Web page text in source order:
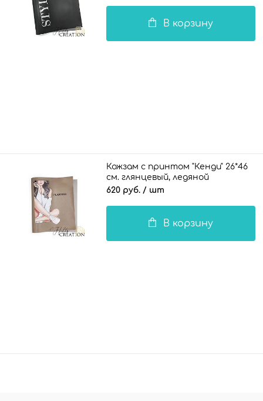
В корзину
Кожзам с принтом "Кенди" 26*46
см. глянцевый, ледяной
коричневый
620 руб. / шт
В корзину